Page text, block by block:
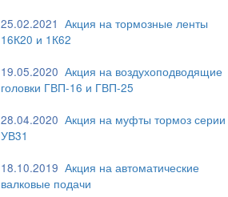
25.02.2021 Акция на тормозные ленты
16К20 и 1К62
19.05.2020 Акция на воздухоподводящие
головки ГВП-16 и ГВП-25
28.04.2020 Акция на муфты тормоз серии
УВ31
18.10.2019 Акция на автоматические
валковые подачи